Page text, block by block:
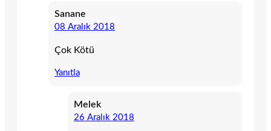
Sanane
08 Aralık 2018
Çok Kötü
Yanıtla
Melek
26 Aralık 2018